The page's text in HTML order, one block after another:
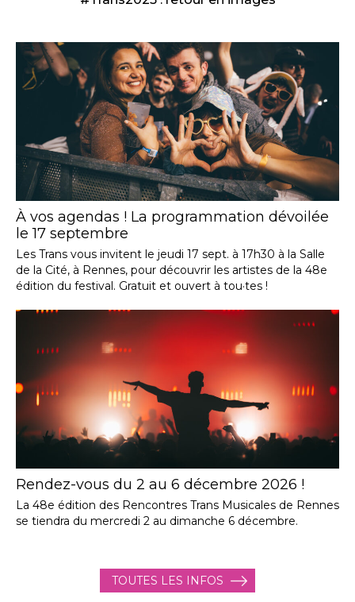
À vos agendas ! La programmation dévoilée
le 17 septembre
Les Trans vous invitent le jeudi 17 sept. à 17h30 à la Salle
de la Cité, à Rennes, pour découvrir les artistes de la 48e
édition du festival. Gratuit et ouvert à tou·tes !
Rendez-vous du 2 au 6 décembre 2026 !
La 48e édition des Rencontres Trans Musicales de Rennes
se tiendra du mercredi 2 au dimanche 6 décembre.
TOUTES LES INFOS